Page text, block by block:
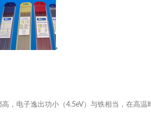
电子逸出功小（4.5eV）与铁相当，在高